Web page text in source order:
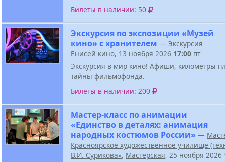
Билеты в наличии: 50
Экскурсия по экспозиции «Музей
кино» с хранителем — Экскурсия
Енисей кино, 13 ноября 2026 17:00 пт
Экскурсия в мир кино! Афиши, километры
тайны фильмофонда.
Билеты в наличии: 200
Мастер-класс по анимации
«Единство в деталях: анимация
народных костюмов России» —
Красноярское художественное училище
В.И. Сурикова», Мастерская, 25 ноября 2026